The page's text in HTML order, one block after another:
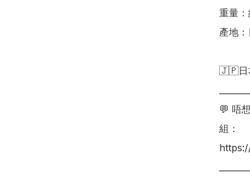
重量：
產地：
🇯🇵日
💬 唔
組：